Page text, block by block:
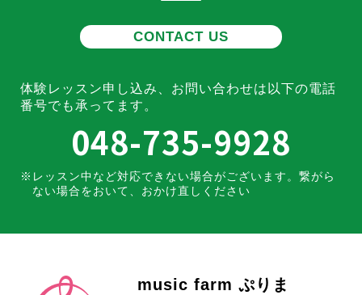
CONTACT US
体験レッスン申し込み、お問い合わせは 以下の電話
番号でも承ってます。
048-735-9928
レッスン中など対応できない場合がございます。 繋がら
ない場合をおいて、おかけ直しください
music farm ぷりま